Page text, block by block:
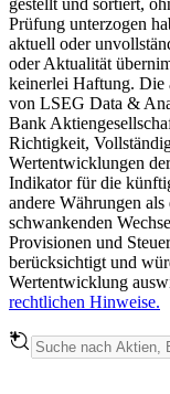
Prüfung unterzogen
aktuell oder
oder Aktualität
keinerlei Haftung. Die
von LSEG Data &
Bank
Richtigkeit,
Wertentwicklungen
Indikator für die
andere Währungen
schwankenden
Provisionen und
berücksichtigt und
Wertentwicklung
rechtlichen Hinweise.